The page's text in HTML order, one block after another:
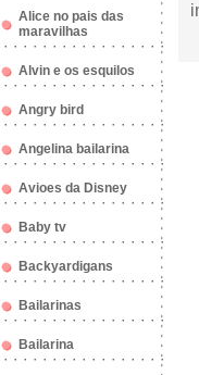
Alice no pais das
maravilhas
Alvin e os esquilos
Angry bird
Angelina bailarina
Avioes da Disney
Baby tv
Backyardigans
Bailarinas
Bailarina